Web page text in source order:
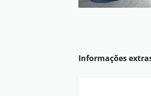
Informações